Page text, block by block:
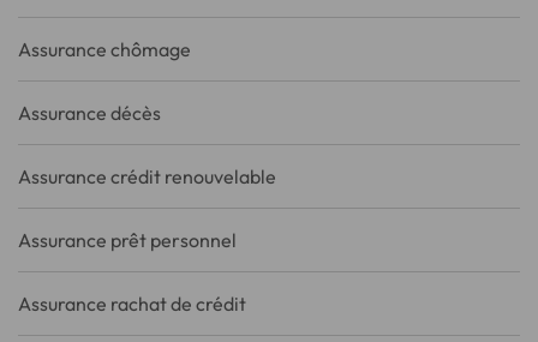
Assurance chômage
Assurance décès
Assurance crédit renouvelable
Assurance prêt personnel
Assurance rachat de crédit